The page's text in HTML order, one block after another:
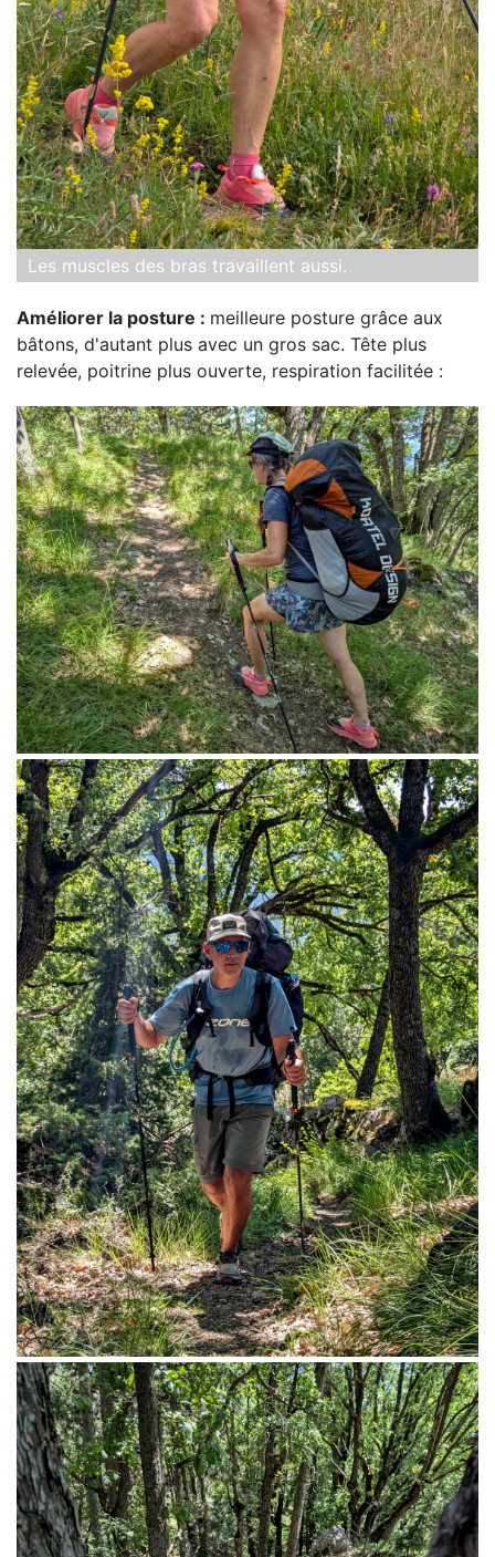
Les muscles des bras travaillent aussi.
Améliorer la posture : meilleure posture grâce aux
bâtons, d'autant plus avec un gros sac. Tête plus
relevée, poitrine plus ouverte, respiration facilitée :